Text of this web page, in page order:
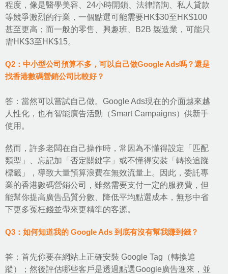
程度，像是醫學美容、24小時開鎖、法律諮詢、私人貸款
等競爭激烈的行業，一個點選可能需要HK$30至HK$100
甚至更高；而一般的零售、興趣班、B2B 製造業，可能只
需HK$3至HK$15。
Q2：中小型公司預算不多，可以自己做Google Ads嗎？還是
找香港數碼營銷公司比較好？
答：當然可以嘗試自己做。Google Ads現在的介面越來越
人性化，也有智能廣告活動（Smart Campaigns）供新手
使用。
然而，許多老闆在自己操作時，常因為不懂得設定「匹配
類型」、忘記加「否定關鍵字」或不懂得安裝「轉換追蹤
標籤」，導致大量預算浪費在無效流量上。因此，委託專
業的香港數碼營銷公司，雖然需要支付一定的服務費，但
能幫你提高廣告品質分數、降低平均點選成本，無形中省
下更多冤枉錢並帶來更精準的客源。
Q3：如何知道我的 Google Ads 到底有沒有幫我賺到錢？
答：首先你要在網站上正確安裝 Google Tag（轉換追
蹤）；然後評估哪些客戶是透過點選Google廣告進來，並